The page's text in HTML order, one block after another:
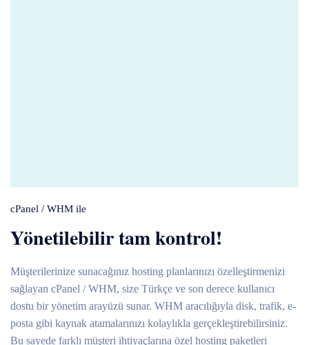
cPanel / WHM ile
Yönetilebilir tam kontrol!
Müşterilerinize sunacağınız hosting planlarınızı özelleştirmenizi
sağlayan cPanel / WHM, size Türkçe ve son derece kullanıcı
dostu bir yönetim arayüzü sunar. WHM aracılığıyla disk, trafik, e-
posta gibi kaynak atamalarınızı kolaylıkla gerçekleştirebilirsiniz.
Bu sayede farklı müşteri ihtiyaçlarına özel hosting paketleri